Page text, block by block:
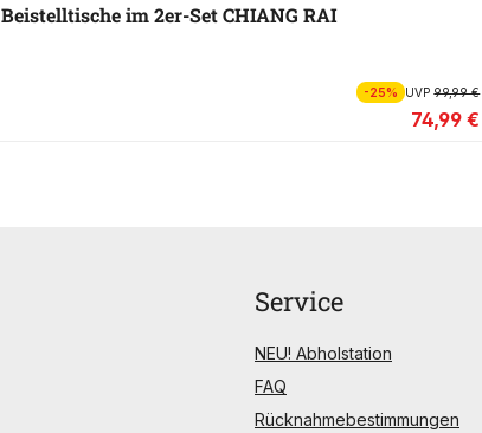
Beistelltische im 2er-Set CHIANG RAI
-25% UVP99,99 €
74,99 €
Service
NEU! Abholstation
FAQ
Rücknahmebestimmungen